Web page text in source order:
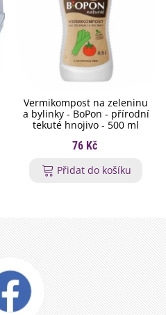
Vermikompost na zeleninu
a bylinky - BoPon - přírodní
tekuté hnojivo - 500 ml
76 Kč
Přidat do košíku